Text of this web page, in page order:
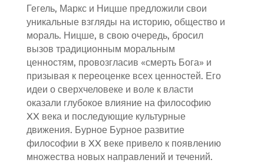
Гегель, Маркс и Ницше предложили свои
уникальные взгляды на историю, общество и
мораль. Ницше, в свою очередь, бросил
вызов традиционным моральным
ценностям, провозгласив «смерть Бога» и
призывая к переоценке всех ценностей. Его
идеи о сверхчеловеке и воле к власти
оказали глубокое влияние на философию
XX века и последующие культурные
движения. Бурное Бурное развитие
философии в XX веке привело к появлению
множества новых направлений и течений.